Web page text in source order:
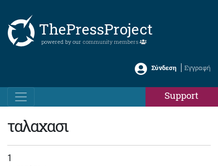
ThePressProject
powered by our community members
Σύνδεση Εγγραφή
Support
ταλαχασι
1